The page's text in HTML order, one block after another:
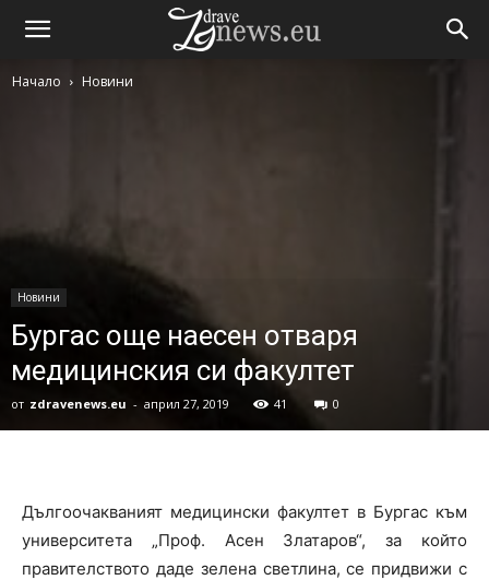
Начало Новини
Новини
Бургас още наесен отваря
медицинския си факултет
от zdravenews.eu - април 27, 2019 41 0
Дългоочакваният медицински факултет в Бургас към
университета „Проф. Асен Златаров“, за който
правителството даде зелена светлина, се придвижи с